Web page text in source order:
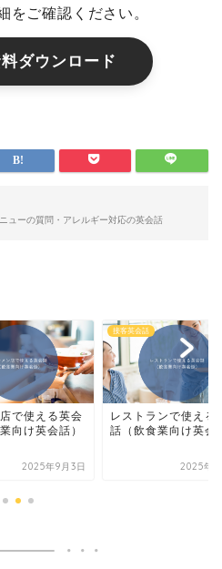
をご確認ください。
ダウンロード
ューの質問・アレルギー対応の英会話
で使える英会
向け英会話）
2025年9月1日
接客英会話
ファストフードで使
英会話（飲食業向け
2025年9